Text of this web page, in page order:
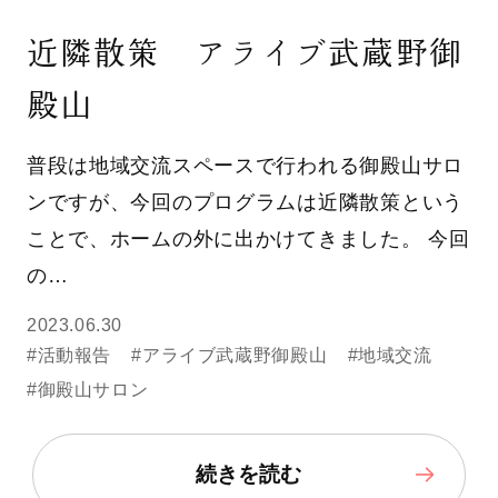
近隣散策 アライブ武蔵野御
殿山
普段は地域交流スペースで行われる御殿山サロ
ンですが、今回のプログラムは近隣散策という
ことで、ホームの外に出かけてきました。 今回
の…
2023.06.30
#活動報告
#アライブ武蔵野御殿山
#地域交流
#御殿山サロン
続きを読む